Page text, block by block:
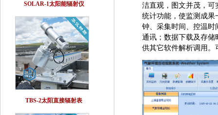
洁直观，图文并茂，可
统计功能，使监测成果
钟、采集时间、控温时
通讯；数据下载及存储
供其它软件解析调用。
SOLAR-1太阳能辐射仪
TBS-2太阳直接辐射表